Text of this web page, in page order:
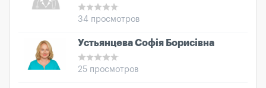
34 просмотров
Устьянцева Софія Борисівна
25 просмотров